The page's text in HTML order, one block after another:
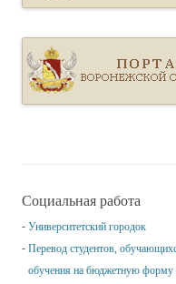
Социальная работа
Университетский городок
Перевод студентов,
обучения на бюджетную форму